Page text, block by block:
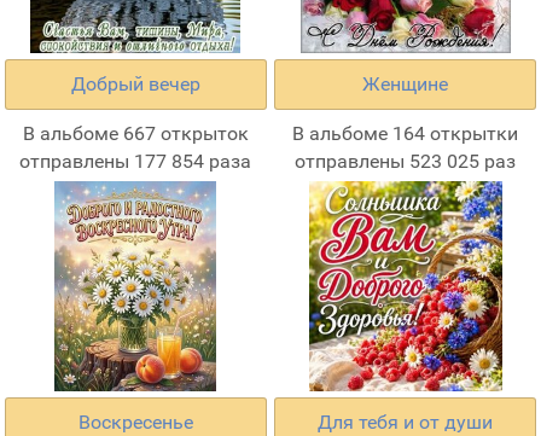
Добрый вечер
В альбоме 667 открыток
отправлены 177 854 раза
Женщине
В альбоме 164 открытки
отправлены 523 025 раз
Воскресенье Для тебя и от души